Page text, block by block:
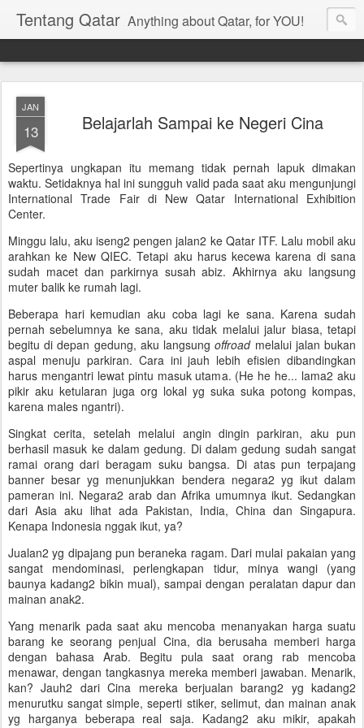
Tentang Qatar Anything about Qatar, for YOU!
JAN
13 Belajarlah Sampai ke Negeri Cina
Sepertinya ungkapan itu memang tidak pernah lapuk dimakan
waktu. Setidaknya hal ini sungguh valid pada saat aku mengunjungi
International Trade Fair di New Qatar International Exhibition
Center.
Minggu lalu, aku iseng2 pengen jalan2 ke Qatar ITF. Lalu mobil aku
arahkan ke New QIEC. Tetapi aku harus kecewa karena di sana
sudah macet dan parkirnya susah abiz. Akhirnya aku langsung
muter balik ke rumah lagi.
Beberapa hari kemudian aku coba lagi ke sana. Karena sudah
pernah sebelumnya ke sana, aku tidak melalui jalur biasa, tetapi
begitu di depan gedung, aku langsungoffroadmelalui jalan bukan
aspal menuju parkiran. Cara ini jauh lebih efisien dibandingkan
harus mengantri lewat pintu masuk utama. (He he he... lama2 aku
pikir aku ketularan juga org lokal yg suka suka potong kompas,
karena males ngantri).
Singkat cerita, setelah melalui angin dingin parkiran, aku pun
berhasil masuk ke dalam gedung. Di dalam gedung sudah sangat
ramai orang dari beragam suku bangsa. Di atas pun terpajang
banner besar yg menunjukkan bendera negara2 yg ikut dalam
pameran ini. Negara2 arab dan Afrika umumnya ikut. Sedangkan
dari Asia aku lihat ada Pakistan, India, China dan Singapura.
Kenapa Indonesia nggak ikut, ya?
Jualan2 yg dipajang pun beraneka ragam. Dari mulai pakaian yang
sangat mendominasi, perlengkapan tidur, minya wangi (yang
baunya kadang2 bikin mual), sampai dengan peralatan dapur dan
mainan anak2.
Yang menarik pada saat aku mencoba menanyakan harga suatu
barang ke seorang penjual Cina, dia berusaha memberi harga
dengan bahasa Arab. Begitu pula saat orang rab mencoba
menawar, dengan tangkasnya mereka memberi jawaban. Menarik,
kan? Jauh2 dari Cina mereka berjualan barang2 yg kadang2
menurutku sangat simple, seperti stiker, selimut, dan mainan anak
yg harganya beberapa real saja. Kadang2 aku mikir, apakah